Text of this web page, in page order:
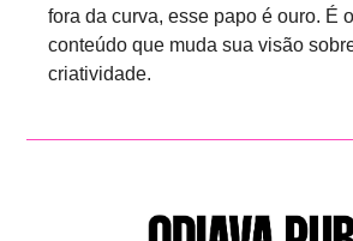
fora da curva, esse papo é ouro. É
conteúdo que muda sua visão
criatividade.